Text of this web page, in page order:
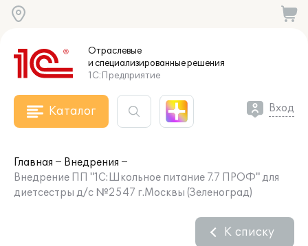
Отраслевые
и специализированныерешения
1С:Предприятие
Каталог Вход
Главная
Внедрения
Внедрение ПП "1С:Школьное питание 7.7 ПРОФ" для
диетсестры д/c №2547 г.Москвы (Зеленоград)
К списку